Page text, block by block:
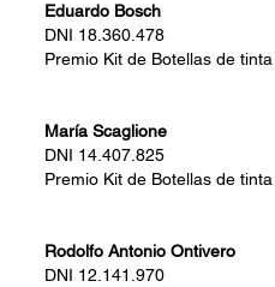
Eduardo Bosch
DNI 18.360.478
Premio Kit de Botellas de
María Scaglione
DNI 14.407.825
Premio Kit de Botellas de
Rodolfo Antonio Ontivero
DNI 12.141.970